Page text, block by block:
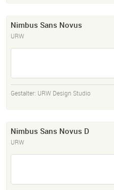
Nimbus Sans Novus
URW
Gestalter: URW Design Studio
Nimbus Sans Novus D
URW